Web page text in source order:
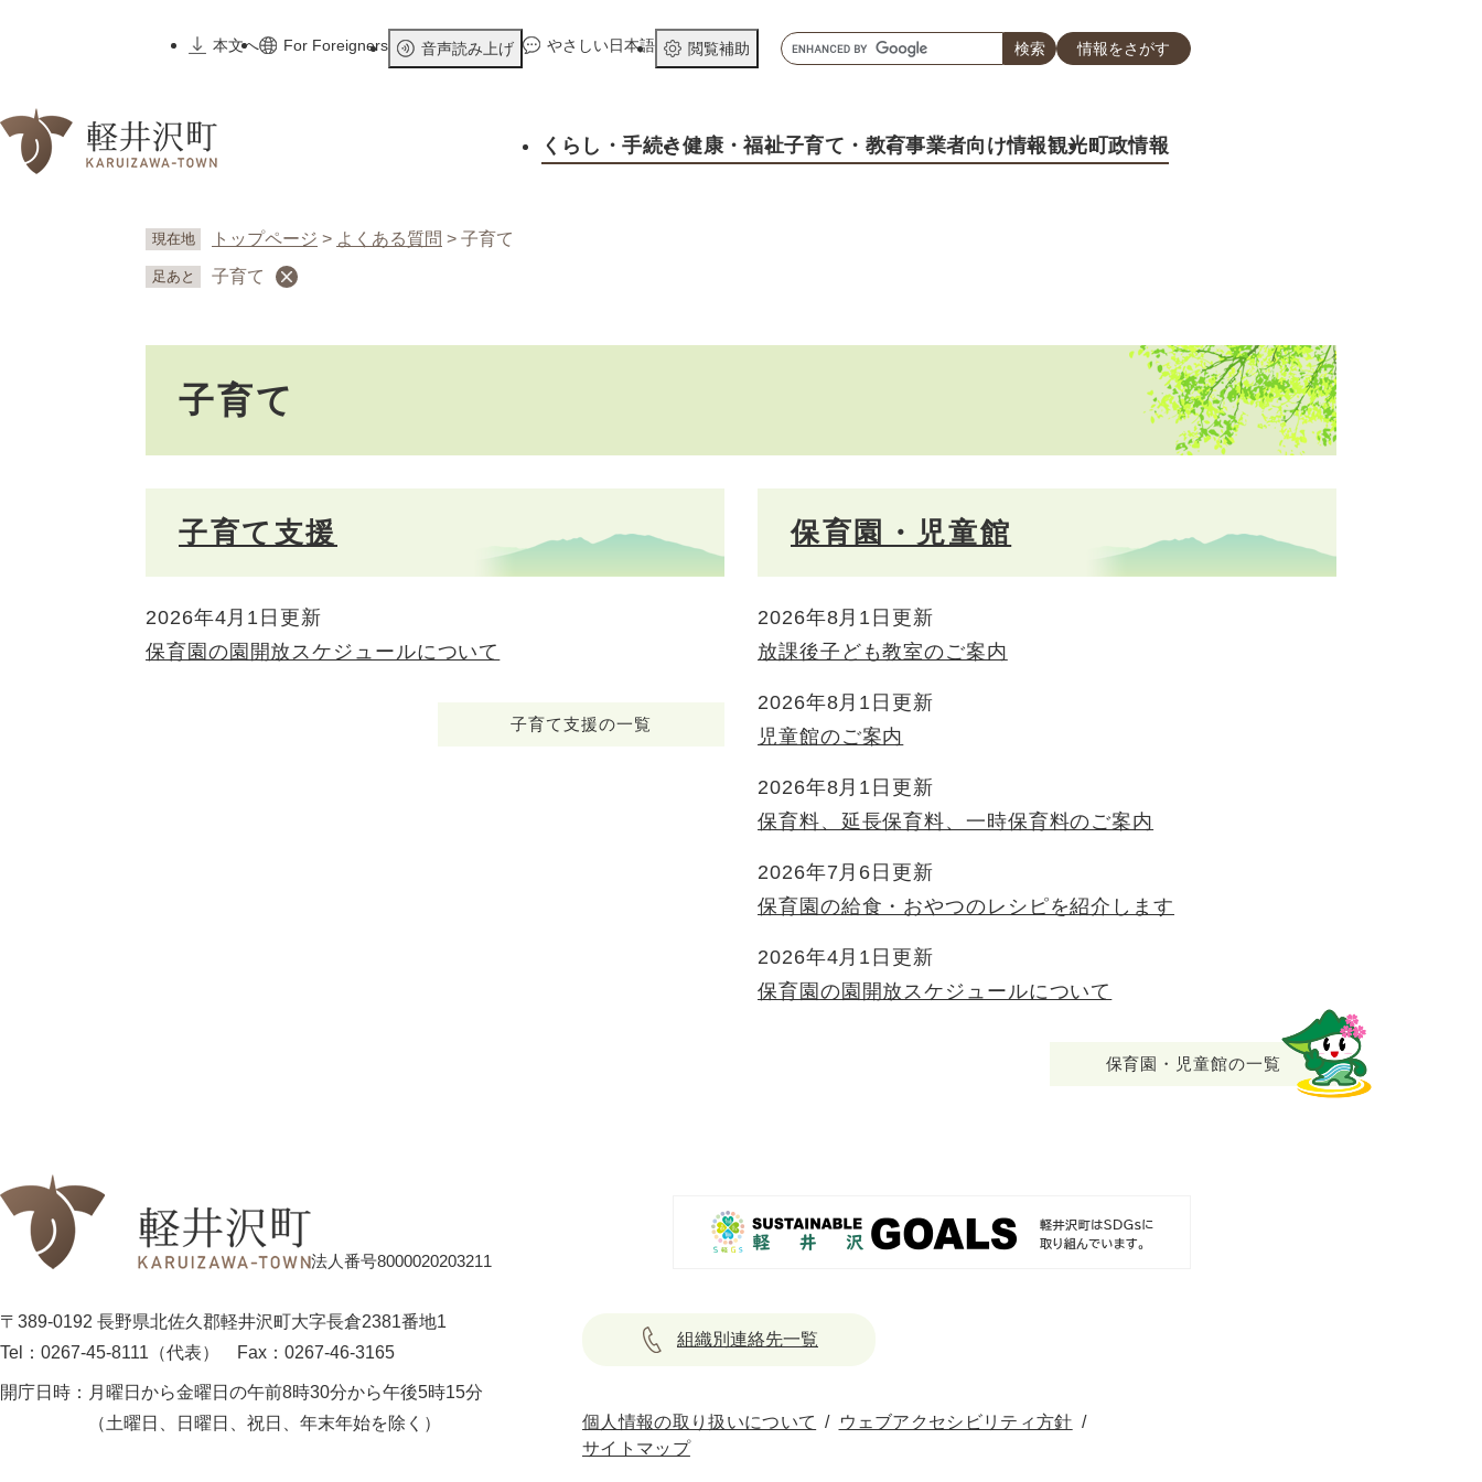
先
本文へ
For Foreigners 音声読み上げ やさしい日本語 閲覧補助
キ
ー
ド
情報をさがす
くらし ・手続き健康 ・福祉子育て ・教育事業者向け情報観光町政情報
現在地 トップページ > よくある質問 > 子育て
足あと 子育て
子育て
子育て支援
2026年4月1日更新
保育園の園開放スケジュールについて
子育て支援の一覧
保育園・児童館
2026年8月1日更新
放課後子ども教室のご案内
2026年8月1日更新
児童館のご案内
2026年8月1日更新
保育料、延長保育料、一時保育料のご案内
2026年7月6日更新
保育園の給食・おやつのレシピを紹介します
2026年4月1日更新
保育園の園開放スケジュールについて
保育園・児童館の一覧
法人番号8000020203211
〒389-0192 長野県北佐久郡軽井沢町大字長倉2381番地1
Tel：0267-45-8111（代表）
Fax：0267-46-3165
開庁日時： 月曜日から金曜日の午前8時30分から午後5時15分
（土曜日、日曜日、祝日、年末年始を除く）
組織別連絡先一覧
個人情報の取り扱いについて
ウェブアクセシビリティ方針
サイトマップ